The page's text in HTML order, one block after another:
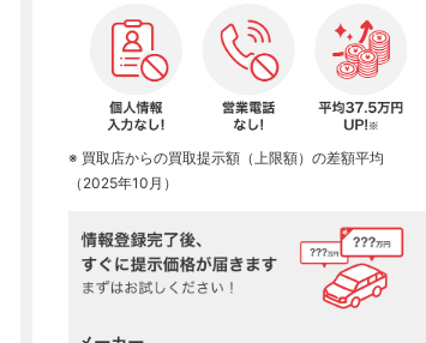
※ 買取店からの買取提示額（上限額）の差額平均
（2025年10月）